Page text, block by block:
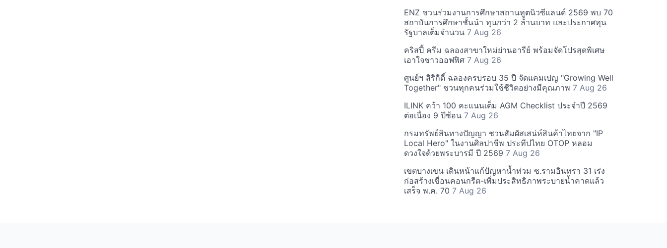
ENZ ชวนร่วมงานการศึกษาสถานทูตนิวซีแลนด์ 2569 พบ 70
สถาบันการศึกษาชั้นนำ ทุนกว่า 2 ล้านบาท และประกาศทุน
รัฐบาลเต็มจำนวน 7 Aug 26
คริสปี้ ครีม ฉลองสาขาใหม่ย่านอารีย์ พร้อมจัดโปรสุดพิเศษ
เอาใจชาวออฟฟิศ 7 Aug 26
ศูนย์ฯ สิริกิติ์ ฉลองครบรอบ 35 ปี จัดแคมเปญ "Growing Well
Together" ชวนทุกคนร่วมใช้ชีวิตอย่างมีคุณภาพ 7 Aug 26
ILINK คว้า 100 คะแนนเต็ม AGM Checklist ประจำปี 2569
ต่อเนื่อง 9 ปีซ้อน 7 Aug 26
กรมทรัพย์สินทางปัญญา ชวนสัมผัสเสน่ห์สินค้าไทยจาก "IP
Local Hero" ในงานศิลปาชีพ ประทีปไทย OTOP หลอม
ดวงใจด้วยพระบารมี ปี 2569 7 Aug 26
เขตบางเขน เดินหน้าแก้ปัญหาน้ำท่วม ซ.รามอินทรา 31 เร่ง
ก่อสร้างเขื่อนคอนกรีต-เพิ่มประสิทธิภาพระบายน้ำคาดแล้ว
เสร็จ พ.ค. 70 7 Aug 26